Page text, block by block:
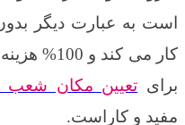
است به عبارت دیگر
کار می کند
برای تعیین مکان
مفید و کاراست.